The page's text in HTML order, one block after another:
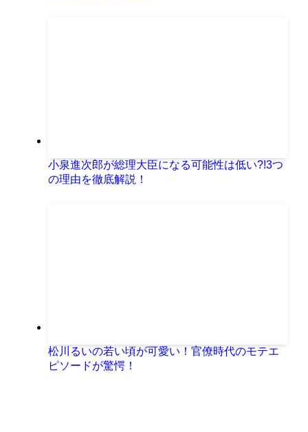
小泉進次郎が総理大臣になる可能性は低い?!3つ
の理由を徹底解説！
松川るいの若い頃が可愛い！官僚時代のモテエ
ピソードが驚愕！